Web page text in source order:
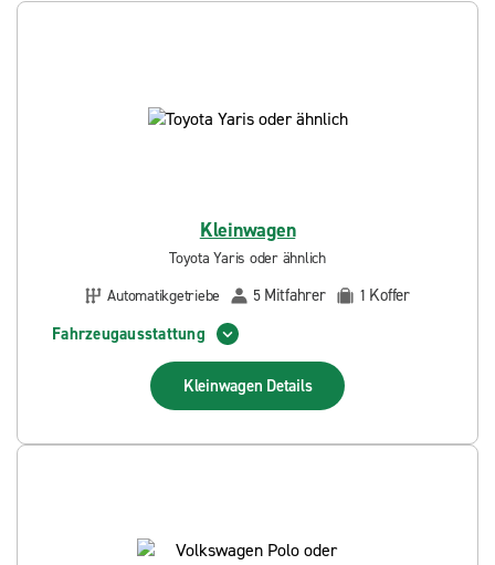
Kleinwagen
Toyota Yaris oder ähnlich
Automatikgetriebe
5 Mitfahrer 1 Koffer
Fahrzeugausstattung
Kleinwagen Details